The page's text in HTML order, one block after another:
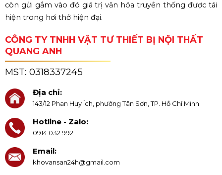
còn gửi gắm vào đó giá trị văn hóa truyền thống được tái
hiện trong hơi thở hiện đại.
CÔNG TY TNHH VẬT TƯ THIẾT BỊ NỘI THẤT
QUANG ANH
MST: 0318337245
Địa chỉ:
143/12 Phan Huy Ích, phường Tân Sơn, TP. Hồ Chí Minh
Hotline - Zalo:
0914 032 992
Email:
khovansan24h@gmail.com